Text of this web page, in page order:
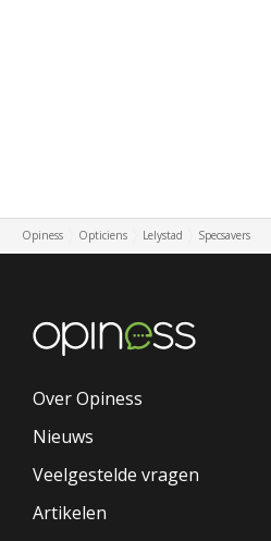
Opiness Opticiens Lelystad Specsavers
Over Opiness
Nieuws
Veelgestelde vragen
Artikelen